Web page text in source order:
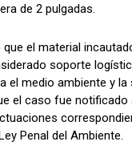
de 2 pulgadas.
el material
soporte
el medio ambiente y la
el caso fue notificado
Penal del Ambiente.